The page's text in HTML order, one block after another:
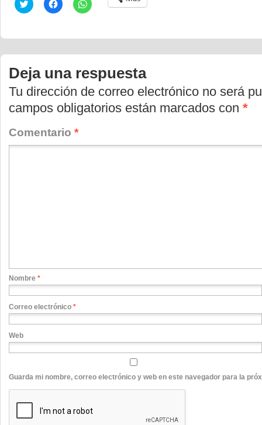
Haz
clic
Twitter
abre
una
ventana
nueva)
Haz
clic
Facebook
abre
una
ventana
nueva)
Haz
clic
WhatsApp
abre
una
ventana
Deja una respuesta
Tu dirección de correo electrónico no será
campos obligatorios están marcados con *
Comentario *
Nombre *
Correo electrónico *
Web
Guarda mi nombre, correo electrónico y web en este navegador para la